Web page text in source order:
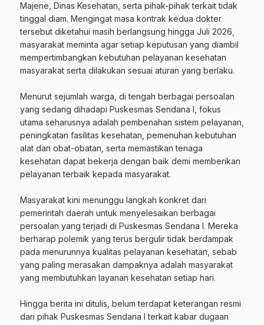
Majene, Dinas Kesehatan, serta pihak-pihak terkait tidak
tinggal diam. Mengingat masa kontrak kedua dokter
tersebut diketahui masih berlangsung hingga Juli 2026,
masyarakat meminta agar setiap keputusan yang diambil
mempertimbangkan kebutuhan pelayanan kesehatan
masyarakat serta dilakukan sesuai aturan yang berlaku.
‎Menurut sejumlah warga, di tengah berbagai persoalan
yang sedang dihadapi Puskesmas Sendana I, fokus
utama seharusnya adalah pembenahan sistem pelayanan,
peningkatan fasilitas kesehatan, pemenuhan kebutuhan
alat dan obat-obatan, serta memastikan tenaga
kesehatan dapat bekerja dengan baik demi memberikan
pelayanan terbaik kepada masyarakat.
‎Masyarakat kini menunggu langkah konkret dari
pemerintah daerah untuk menyelesaikan berbagai
persoalan yang terjadi di Puskesmas Sendana I. Mereka
berharap polemik yang terus bergulir tidak berdampak
pada menurunnya kualitas pelayanan kesehatan, sebab
yang paling merasakan dampaknya adalah masyarakat
yang membutuhkan layanan kesehatan setiap hari.
‎Hingga berita ini ditulis, belum terdapat keterangan resmi
dari pihak Puskesmas Sendana I terkait kabar dugaan